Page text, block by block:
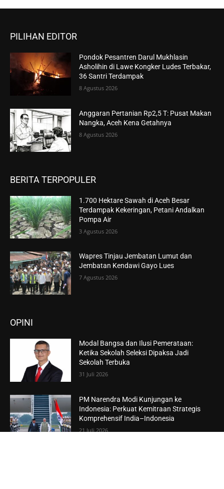
PILIHAN EDITOR
Pondok Pesantren Darul Mukhlasin
Asholihin di Lawe Kongker Ludes Terbakar,
36 Santri Terdampak
8 Agustus 2026
Anggaran Pertanian Rp2,5 T: Pusat Makan
Nangka, Aceh Kena Getahnya
8 Agustus 2026
BERITA TERPOPULER
1.700 Hektare Sawah di Aceh Besar
Terdampak Kekeringan, Petani Andalkan
Pompa Air
3 Agustus 2026
Wapres Tinjau Jembatan Lumut dan
Jembatan Kendawi Gayo Lues
7 Agustus 2026
OPINI
Modal Bangsa dan Ilusi Pemerataan:
Ketika Sekolah Seleksi Dipaksa Jadi
Sekolah Terbuka
31 Juli 2026
PM Narendra Modi Kunjungan ke
Indonesia: Perkuat Kemitraan Strategis
Komprehensif India–Indonesia
21 Juli 2026